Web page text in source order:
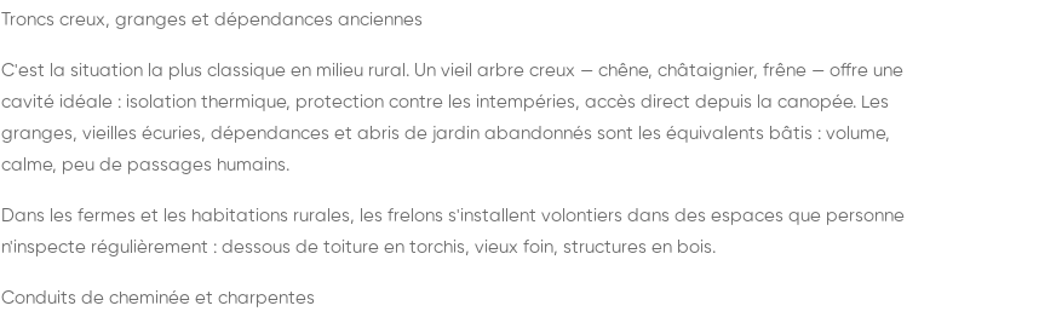
Troncs creux, granges et dépendances anciennes
C'est la situation la plus classique en milieu rural. Un vieil arbre creux — chêne, châtaignier, frêne — offre une
cavité idéale : isolation thermique, protection contre les intempéries, accès direct depuis la canopée. Les
granges, vieilles écuries, dépendances et abris de jardin abandonnés sont les équivalents bâtis : volume,
calme, peu de passages humains.
Dans les fermes et les habitations rurales, les frelons s'installent volontiers dans des espaces que personne
n'inspecte régulièrement : dessous de toiture en torchis, vieux foin, structures en bois.
Conduits de cheminée et charpentes